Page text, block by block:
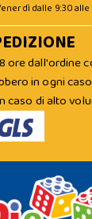
dalle 9:30 alle
ore dall'ordine
in ogni
caso di alto